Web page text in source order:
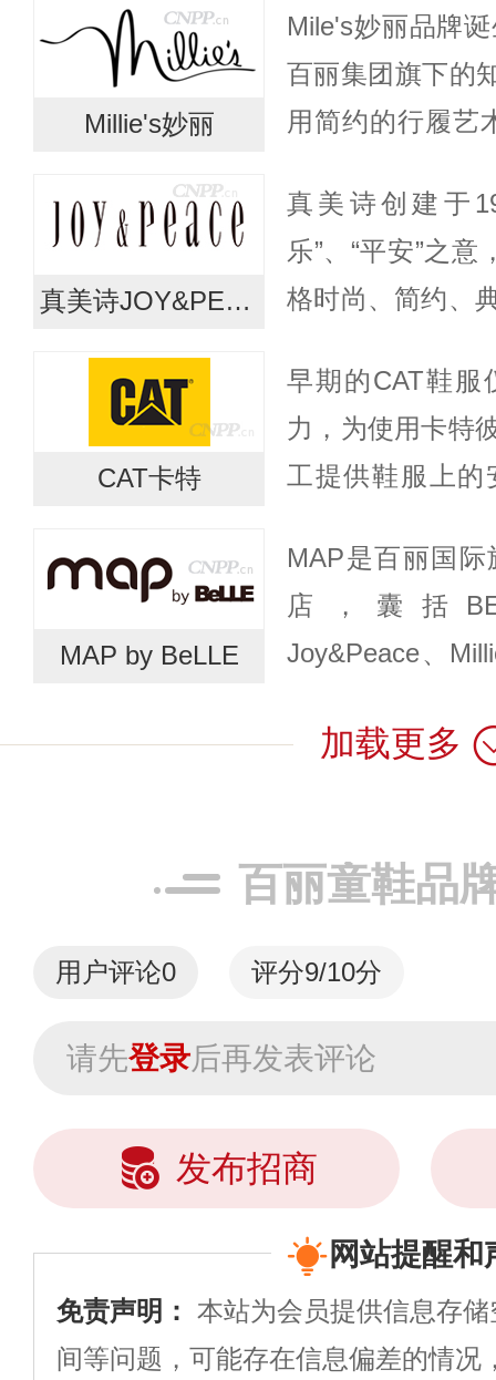
边界，百思图不
视女性走...
Millie's妙丽
Mile's妙丽品牌
百丽集团旗下的
用简约的行履艺
生活的享受。品
真美诗JOY&PEACE
真美诗创建于
乐”、“平安”之意
格时尚、简约、
手袋、护鞋用品
罗马...
CAT卡特
早期的CAT鞋服
力，为使用卡特
工提供鞋服上的
始吸引消费者的
的推动下，...
MAP by BeLLE
MAP是百丽国
店，囊括
Joy&Peace、
等...加载更多
百丽童鞋品
用户评论0 评分9/10分
请先登录后再发表评论
发布招商
网站提醒和
免责声明： 本站为会员提供信息存
间等问题，可能存在信息偏差的情况